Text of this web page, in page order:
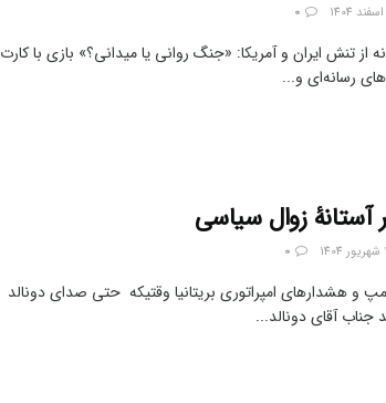
از تنش ایران و آمریکا: «جنگ روانی یا میدانی؟» بازی با کارت
رسانه‌ای و...
زوال سیاسی
و هشدارهای امپراتوری بریتانیا وقتیکه حتی صدای دونالد
آقای دونالد...